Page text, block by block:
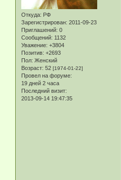
Откуда: РФ
Зарегистрирован: 2011-09-23
Приглашений: 0
Сообщений: 1132
Уважение: +3804
Позитив: +2693
Пол: Женский
Возраст: 52 [1974-01-22]
Провел на форуме:
19 дней 2 часа
Последний визит:
2013-09-14 19:47:35